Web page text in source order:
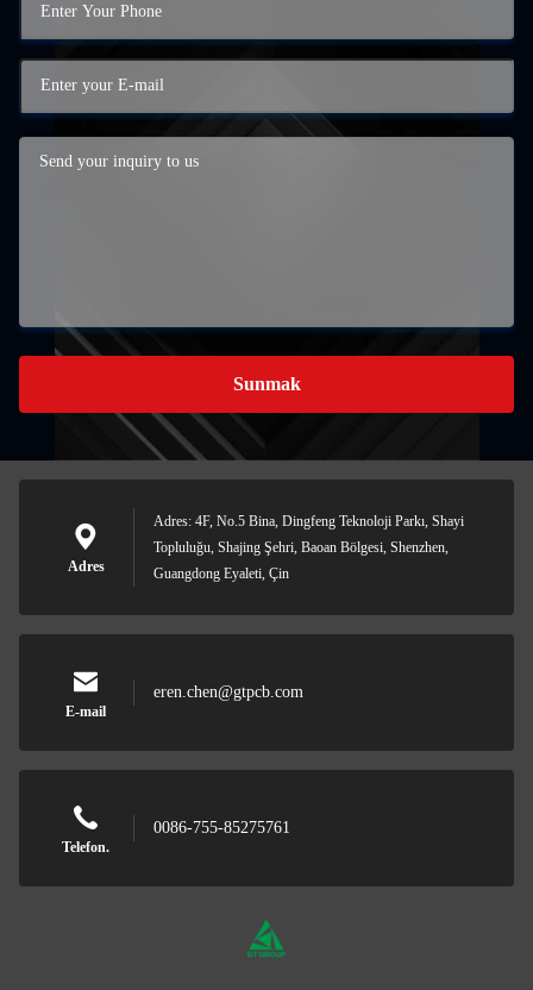
Sunmak
Adres
Adres: 4F, No.5 Bina, Dingfeng Teknoloji Parkı, Shayi
Topluluğu, Shajing Şehri, Baoan Bölgesi, Shenzhen,
Guangdong Eyaleti, Çin
E-mail
eren.chen@gtpcb.com
Telefon.
0086-755-85275761